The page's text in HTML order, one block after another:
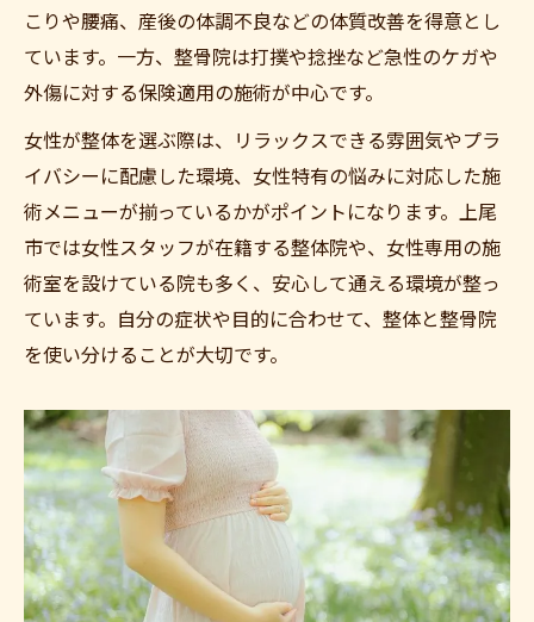
こりや腰痛、産後の体調不良などの体質改善を得意とし
ています。一方、整骨院は打撲や捻挫など急性のケガや
外傷に対する保険適用の施術が中心です。
女性が整体を選ぶ際は、リラックスできる雰囲気やプラ
イバシーに配慮した環境、女性特有の悩みに対応した施
術メニューが揃っているかがポイントになります。上尾
市では女性スタッフが在籍する整体院や、女性専用の施
術室を設けている院も多く、安心して通える環境が整っ
ています。自分の症状や目的に合わせて、整体と整骨院
を使い分けることが大切です。